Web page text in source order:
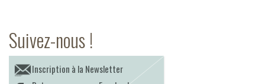
Suivez-nous !
Inscription à la Newsletter